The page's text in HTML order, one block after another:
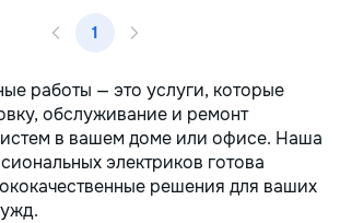
1
работы — это услуги, которые
обслуживание и ремонт
в вашем доме или офисе. Наша
электриков готова
решения для ваших